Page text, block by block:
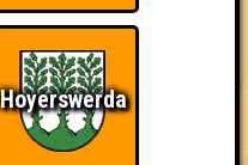
Hoyerswerda